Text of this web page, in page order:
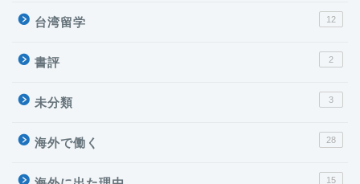
台湾留学 12
書評 2
未分類 3
海外で働く 28
15